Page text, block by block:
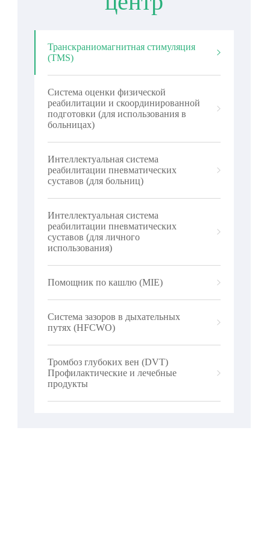
Транскраниомагнитная стимуляция
(TMS)
Система оценки физической
реабилитации и скоординированной
подготовки (для использования в
больницах)
Интеллектуальная система
реабилитации пневматических
суставов (для больниц)
Интеллектуальная система
реабилитации пневматических
суставов (для личного
использования)
Помощник по кашлю (MIE)
Система зазоров в дыхательных
путях (HFCWO)
Тромбоз глубоких вен (DVT)
Профилактические и лечебные
продукты